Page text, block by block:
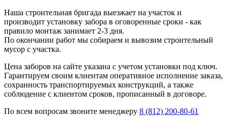
Наша строительная бригада выезжает на участок и
производит установку забора в оговоренные сроки - как
правило монтаж занимает 2-3 дня.
По окончании работ мы собираем и вывозим строительный
мусор с участка.
Цена заборов на сайте указана с учетом установки под ключ.
Гарантируем своим клиентам оперативное исполнение заказа,
сохранность транспортируемых конструкций, а также
соблюдение с клиентом сроков, прописанный в договоре.
По всем вопросам звоните менеджеру 8 (812) 200-80-61